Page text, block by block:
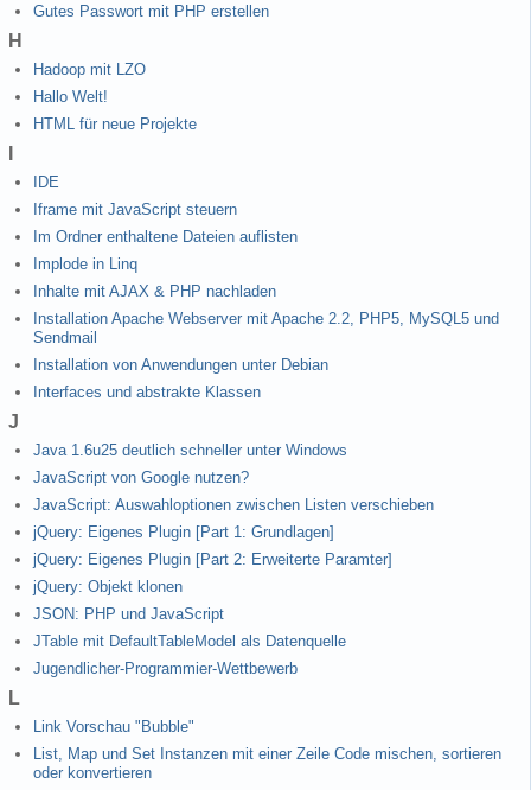
Gutes Passwort mit PHP erstellen
H
Hadoop mit LZO
Hallo Welt!
HTML für neue Projekte
IDE
Iframe mit JavaScript steuern
Im Ordner enthaltene Dateien auflisten
Implode in Linq
Inhalte mit AJAX & PHP nachladen
Installation Apache Webserver mit Apache 2.2, PHP5, MySQL5 und
Sendmail
Installation von Anwendungen unter Debian
Interfaces und abstrakte Klassen
J
Java 1.6u25 deutlich schneller unter Windows
JavaScript von Google nutzen?
JavaScript: Auswahloptionen zwischen Listen verschieben
jQuery: Eigenes Plugin [Part 1: Grundlagen]
jQuery: Eigenes Plugin [Part 2: Erweiterte Paramter]
jQuery: Objekt klonen
JSON: PHP und JavaScript
JTable mit DefaultTableModel als Datenquelle
Jugendlicher-Programmier-Wettbewerb
L
Link Vorschau "Bubble"
List, Map und Set Instanzen mit einer Zeile Code mischen, sortieren
oder konvertieren